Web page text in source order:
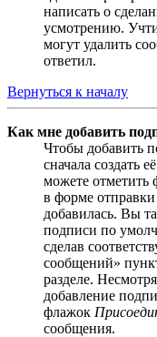
написать о
усмотрению.
могут удалить
ответил.
Вернуться к началу
Как мне добавить
Чтобы добавить
сначала создать
можете отметить
в форме
добавилась. Вы
подписи по
сделав
сообщений»
разделе.
добавление
флажок
сообщения.